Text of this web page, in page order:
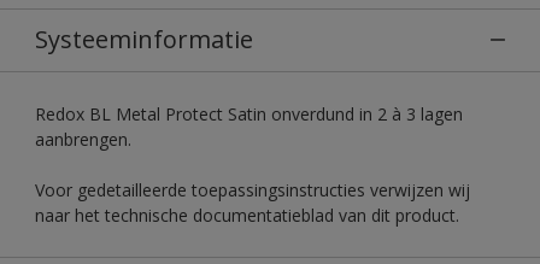
Systeeminformatie
Redox BL Metal Protect Satin onverdund in 2 à 3 lagen
aanbrengen.
Voor gedetailleerde toepassingsinstructies verwijzen wij
naar het technische documentatieblad van dit product.